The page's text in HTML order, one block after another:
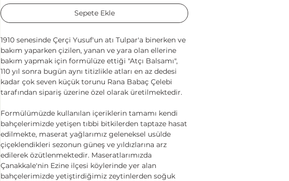
Sepete Ekle
1910 senesinde Çerçi Yusuf'un atı Tulpar'a binerken ve
bakım yaparken çizilen, yanan ve yara olan ellerine
bakım yapmak için formülüze ettiği "Atçı Balsamı",
110 yıl sonra bugün aynı titizlikle atları en az dedesi
kadar çok seven küçük torunu Rana Babaç Çelebi
tarafından sipariş üzerine özel olarak üretilmektedir.
Formülümüzde kullanılan içeriklerin tamamı kendi
bahçelerimizde yetişen tıbbi bitkilerden taptaze hasat
edilmekte, maserat yağlarımız geleneksel usülde
çiçeklendikleri sezonun güneş ve yıldızlarına arz
edilerek özütlenmektedir. Maseratlarımızda
Çanakkale'nin Ezine ilçesi köylerinde yer alan
bahçelerimizde yetiştirdiğimiz zeytinlerden soğuk